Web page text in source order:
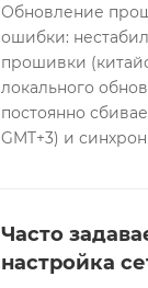
Обновление
ошибки:
прошивки
локального
постоянно
GMT+3) и
Часто
настройка